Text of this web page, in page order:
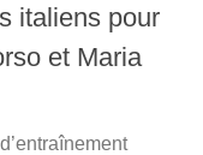
italiens pour
et Maria